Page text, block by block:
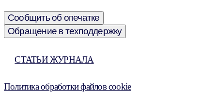
Сообщить об опечатке
Обращение в техподдержку
СТАТЬИ ЖУРНАЛА
Политика обработки файлов cookie